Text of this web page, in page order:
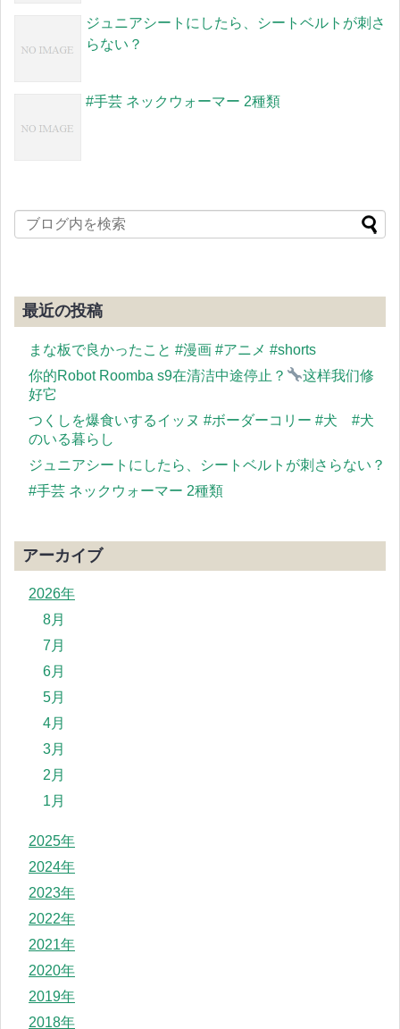
ジュニアシートにしたら、シートベルトが刺さ
らない？
#手芸 ネックウォーマー 2種類
最近の投稿
まな板で良かったこと #漫画 #アニメ #shorts
你的Robot Roomba s9在清洁中途停止？
这样我们修
好它
つくしを爆食いするイッヌ #ボーダーコリー #犬 #犬
のいる暮らし
ジュニアシートにしたら、シートベルトが刺さらない？
#手芸 ネックウォーマー 2種類
アーカイブ
2026年
8月
7月
6月
5月
4月
3月
2月
1月
2025年
2024年
2023年
2022年
2021年
2020年
2019年
2018年